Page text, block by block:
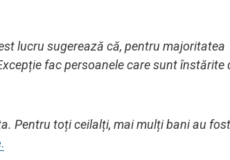
lucru sugerează că, pentru majoritatea
fac persoanele care sunt înstărite
Pentru toți ceilalți, mai mulți bani au